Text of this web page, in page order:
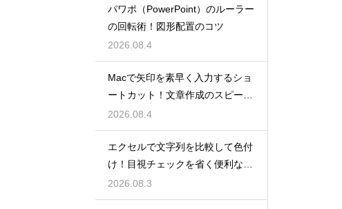
パワポ（PowerPoint）のルーラー
の回転術！図形配置のコツ
2026.08.4
Macで矢印を素早く入力するショ
ートカット！文章作成のスピード
を上げる
2026.08.4
エクセルで文字列を比較して色付
け！目視チェックを省く便利な関
数
2026.08.3